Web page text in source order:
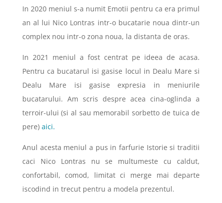
In 2020 meniul s-a numit Emotii pentru ca era primul
an al lui Nico Lontras intr-o bucatarie noua dintr-un
complex nou intr-o zona noua, la distanta de oras.
In 2021 meniul a fost centrat pe ideea de acasa.
Pentru ca bucatarul isi gasise locul in Dealu Mare si
Dealu Mare isi gasise expresia in meniurile
bucatarului. Am scris despre acea cina-oglinda a
terroir-ului (si al sau memorabil sorbetto de tuica de
pere) aici.
Anul acesta meniul a pus in farfurie Istorie si traditii
caci Nico Lontras nu se multumeste cu caldut,
confortabil, comod, limitat ci merge mai departe
iscodind in trecut pentru a modela prezentul.